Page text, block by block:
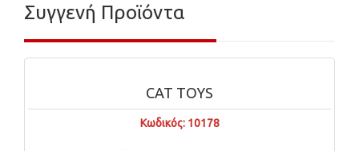
Συγγενή Προϊόντα
CAT TOYS
Κωδικός: 10178